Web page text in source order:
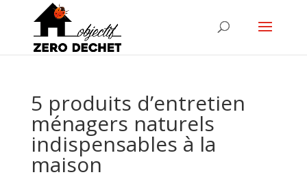
5 produits d’entretien
ménagers naturels
indispensables à la
maison